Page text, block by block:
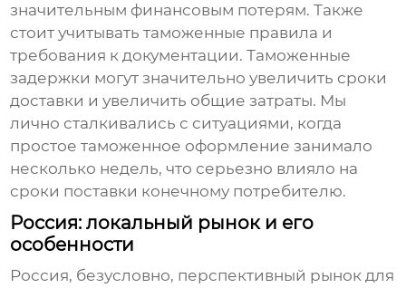
значительным финансовым потерям. Также
стоит учитывать таможенные правила и
требования к документации. Таможенные
задержки могут значительно увеличить сроки
доставки и увеличить общие затраты. Мы
лично сталкивались с ситуациями, когда
простое таможенное оформление занимало
несколько недель, что серьезно влияло на
сроки поставки конечному потребителю.
Россия: локальный рынок и его
особенности
Россия, безусловно, перспективный рынок для